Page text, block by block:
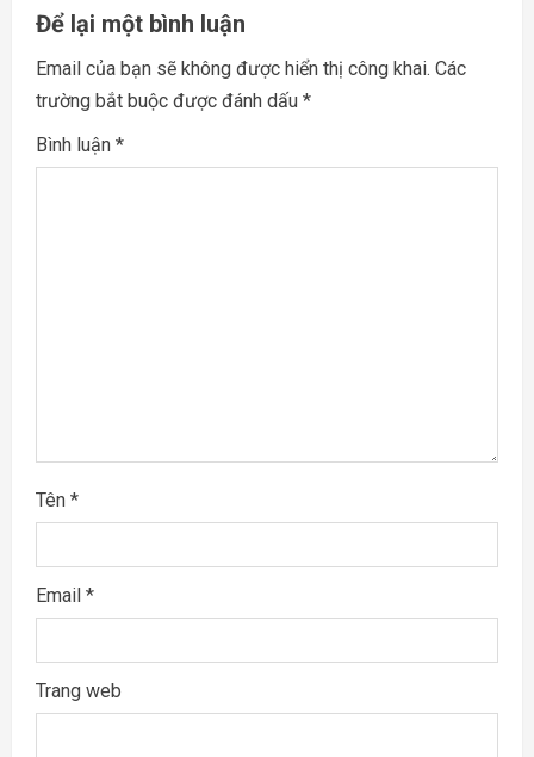
u
e
R
Để lại một bình luận
Email của bạn sẽ không được hiển thị công khai. Các
trường bắt buộc được đánh dấu *
Bình luận *
Tên *
Email *
Trang web